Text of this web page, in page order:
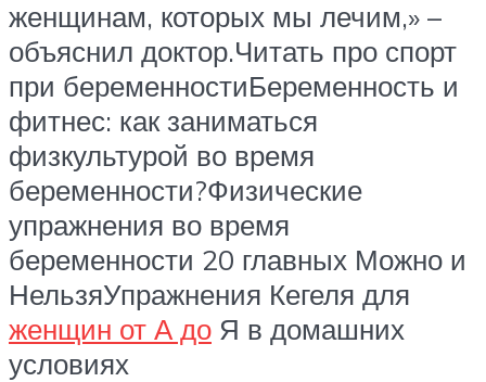
женщинам, которых мы лечим,» –
объяснил доктор.Читать про спорт
при беременностиБеременность и
фитнес: как заниматься
физкультурой во время
беременности?Физические
упражнения во время
беременности 20 главных Можно и
НельзяУпражнения Кегеля для
женщин от А до Я в домашних
условиях